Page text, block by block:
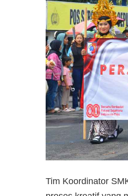
Tim Koordinator